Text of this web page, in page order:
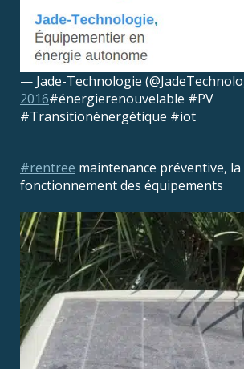
— Jade-Technologie
2016#énergierenouvelable #PV
#Transitionénergétique #iot
#rentree maintenance préventive, la
fonctionnement des équipements